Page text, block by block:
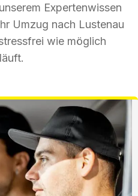
Expertenwissen
Umzug nach Lustenau
wie möglich